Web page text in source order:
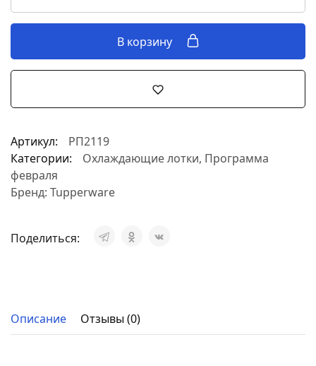
В корзину
Артикул:
РП2119
Категории:
Охлаждающие лотки, Программа
февраля
Бренд: Tupperware
Поделиться:
Описание Отзывы (0)